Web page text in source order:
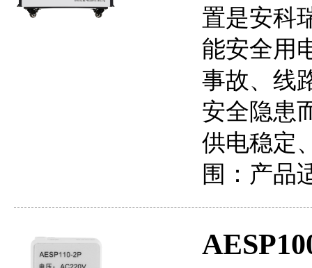
置是安科
能安全用
事故、线
安全隐患
供电稳定
围：产品